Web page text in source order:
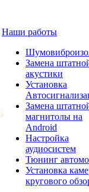
Наши работы
Замена
акустики
Установка
Замена
магнитолы на
Android
Настройка
аудиосистем
Тюнинг
Установка
кругового